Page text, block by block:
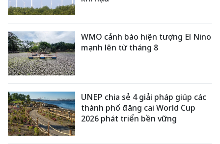
WMO cảnh báo hiện tượng El Nino
mạnh lên từ tháng 8
UNEP chia sẻ 4 giải pháp giúp các
thành phố đăng cai World Cup
2026 phát triển bền vững